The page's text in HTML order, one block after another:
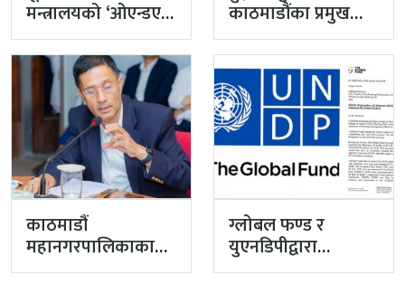
मन्त्रालयको ‘ओएन्डएम’
नटुंगिदा प्रशासनका
सहसचिवको भएन
व्यवस्थापन
काठमाडौंका प्रमुख
प्रशासकीय अधिकृत
गुरागाईं अवकाशमा,…
काठमाडौं
महानगरपालिकाका
प्रमुख प्रशासकीय
ग्लोबल फण्ड र
युएनडिपीद्वारा
सरकारको